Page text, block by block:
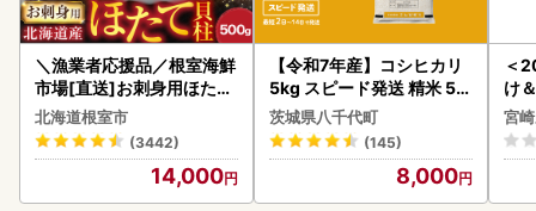
＼漁業者応援品／根室海鮮
市場[直送]お刺身用ほたて
貝柱500g A-28002
北海道根室市
(3442)
14,000
【令和7年産】コシヒカリ
5kg スピード発送 精米 5k
g x 1袋 白米 茨城県 八千代
町
茨城県八千代町
(145)
8,000
＜
け
も
-
宮